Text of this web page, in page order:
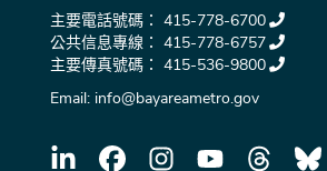
主要電話號碼： 415-778-6700
公共信息專線： 415-778-6757
主要傳真號碼： 415-536-9800
Email: info@bayareametro.gov